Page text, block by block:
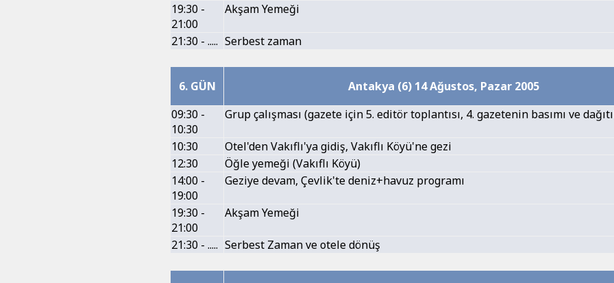
19:30 -
21:00
Akşam Yemeği
21:30 - ..... Serbest zaman
6. GÜN
Antakya (6) 14 Ağustos, Pazar 2005
09:30 -
10:30
Grup çalışması (gazete için 5. editör toplantısı, 4. gazetenin basımı ve
10:30
Otel'den Vakıflı'ya gidiş, Vakıflı Köyü'ne gezi
12:30
Öğle yemeği (Vakıflı Köyü)
14:00 -
19:00
Geziye devam, Çevlik'te deniz+havuz programı
19:30 -
21:00
Akşam Yemeği
21:30 - ..... Serbest Zaman ve otele dönüş